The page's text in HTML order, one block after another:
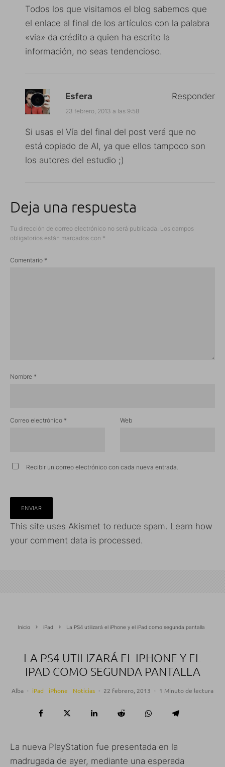
Todos los que visitamos el blog sabemos que
el enlace al final de los artículos con la palabra
«via» da crédito a quien ha escrito la
información, no seas tendencioso.
Esfera
23 febrero, 2013 a las 9:58
Si usas el Vía del final del post verá que no
está copiado de AI, ya que ellos tampoco son
los autores del estudio ;)
Responder
Deja una respuesta
Tu dirección de correo electrónico no será publicada. Los campos
obligatorios están marcados con *
Comentario *
Nombre *
Correo electrónico * Web
Recibir un correo electrónico con cada nueva entrada.
This site uses Akismet to reduce spam. Learn how
your comment data is processed.
Inicio iPad La PS4 utilizará el iPhone y el iPad como segunda pantalla
LA PS4 UTILIZARÁ EL IPHONE Y EL
IPAD COMO SEGUNDA PANTALLA
Alba · iPad iPhone Noticias · 22 febrero, 2013 · 1 Minuto de lectura
La nueva PlayStation fue presentada en la
madrugada de ayer, mediante una esperada